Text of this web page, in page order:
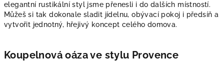
elegantní rustikální styl jsme přenesli i do dalších místností.
Můžeš si tak dokonale sladit jídelnu, obývací pokoj i předsíň a
vytvořit jednotný, hřejivý koncept celého domova.
Koupelnová oáza ve stylu Provence